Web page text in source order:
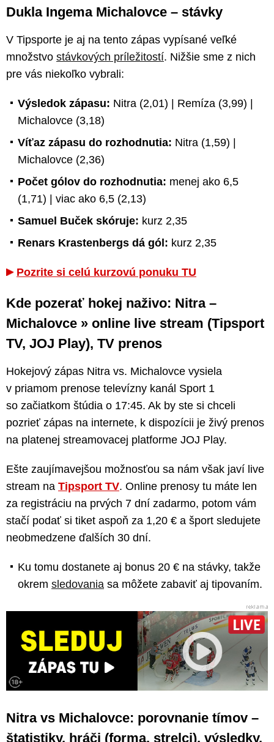
Dukla Ingema Michalovce – stávky
V Tipsporte je aj na tento zápas vypísané veľké
množstvo stávkových príležitostí. Nižšie sme z nich
pre vás niekoľko vybrali:
Výsledok zápasu: Nitra (2,01) | Remíza (3,99) |
Michalovce (3,18)
Víťaz zápasu do rozhodnutia: Nitra (1,59) |
Michalovce (2,36)
Počet gólov do rozhodnutia: menej ako 6,5
(1,71) | viac ako 6,5 (2,13)
Samuel Buček skóruje: kurz 2,35
Renars Krastenbergs dá gól: kurz 2,35
Pozrite si celú kurzovú ponuku TU
Kde pozerať hokej naživo: Nitra –
Michalovce » online live stream (Tipsport
TV, JOJ Play), TV prenos
Hokejový zápas Nitra vs. Michalovce vysiela
v priamom prenose televízny kanál Sport 1
so začiatkom štúdia o 17:45. Ak by ste si chceli
pozrieť zápas na internete, k dispozícii je živý prenos
na platenej streamovacej platforme JOJ Play.
Ešte zaujímavejšou možnosťou sa nám však javí live
stream na Tipsport TV. Online prenosy tu máte len
za registráciu na prvých 7 dní zadarmo, potom vám
stačí podať si tiket aspoň za 1,20 € a šport sledujete
neobmedzene ďalších 30 dní.
Ku tomu dostanete aj bonus 20 € na stávky, takže
okrem sledovania sa môžete zabaviť aj tipovaním.
Nitra vs Michalovce: porovnanie tímov –
štatistiky, hráči (forma, strelci), výsledky,